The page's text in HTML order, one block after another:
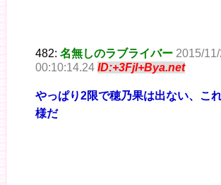
482: 名無しのラブライバー 2015/
00:10:14.24 ID:+3Fjl+Bya.net
やっぱり2限で穂乃果は出ない、こ
様だ